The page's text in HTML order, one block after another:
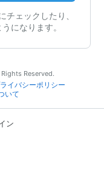
チェックしたり、
になります。
Reserved.
イバシーポリシー
いて
ン